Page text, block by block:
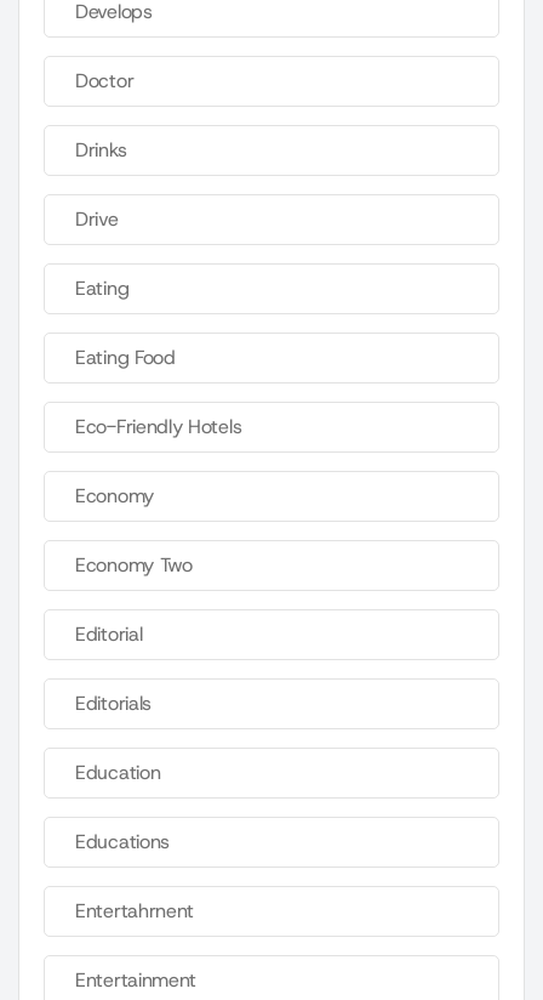
Develops
Doctor
Drinks
Drive
Eating
Eating Food
Eco-Friendly Hotels
Economy
Economy Two
Editorial
Editorials
Education
Educations
Entertahrnent
Entertainment